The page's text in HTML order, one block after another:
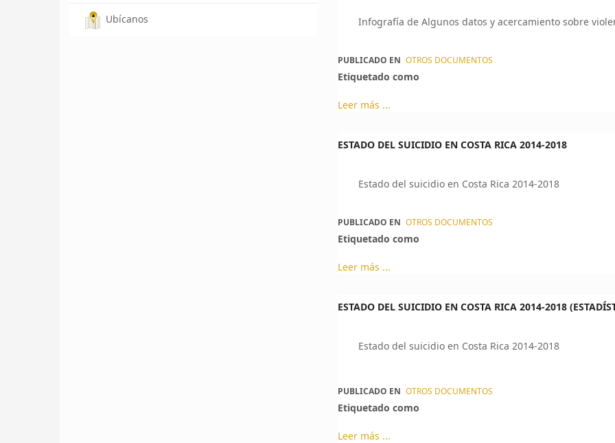
Ubícanos Infografía de Algunos datos y acercamiento sobre
PUBLICADO EN OTROS DOCUMENTOS
Etiquetado como
Leer más ...
ESTADO DEL SUICIDIO EN COSTA RICA 2014-2018
Estado del suicidio en Costa Rica 2014-2018
PUBLICADO EN OTROS DOCUMENTOS
Etiquetado como
Leer más ...
ESTADO DEL SUICIDIO EN COSTA RICA 2014-2018
Estado del suicidio en Costa Rica 2014-2018
PUBLICADO EN OTROS DOCUMENTOS
Etiquetado como
Leer más ...